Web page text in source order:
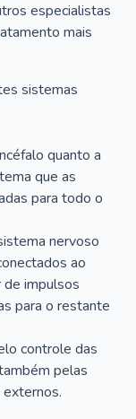
especialistas
mais
sistemas
quanto a
que as
para todo o
nervoso
ao
de impulsos
para o restante
controle das
pelas